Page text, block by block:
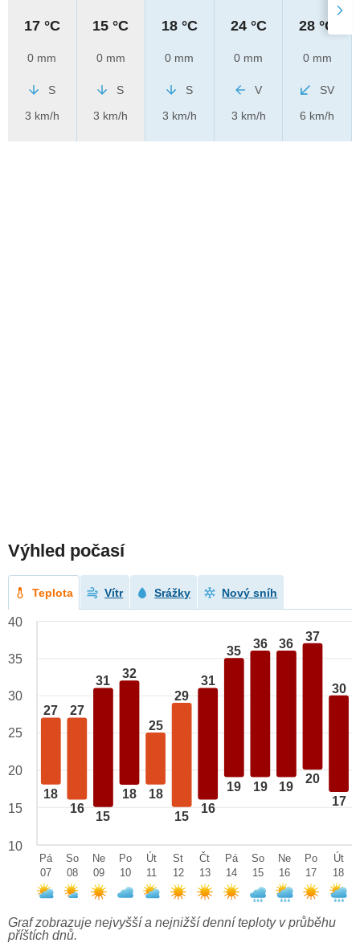
17 °C
0 mm
S
3 km/h
15 °C
0 mm
S
3 km/h
18 °C
0 mm
S
3 km/h
24 °C
0 mm
V
3 km/h
28 °C
0 mm
SV
6 km/h
Výhled počasí
Teplota Vítr Srážky Nový sníh
27
18
27
16
31
15
32
18
25
18
29
15
31
16
35
19
36
19
36
19
37
20
30
17
40
35
30
25
20
15
10
Pá
07
So
08
Ne
09
Po
10
Út
11
St
12
Čt
13
Pá
14
So
15
Ne
16
Po
17
Út
18
Graf zobrazuje nejvyšší a nejnižší denní teploty v průběhu
příštích dnů.